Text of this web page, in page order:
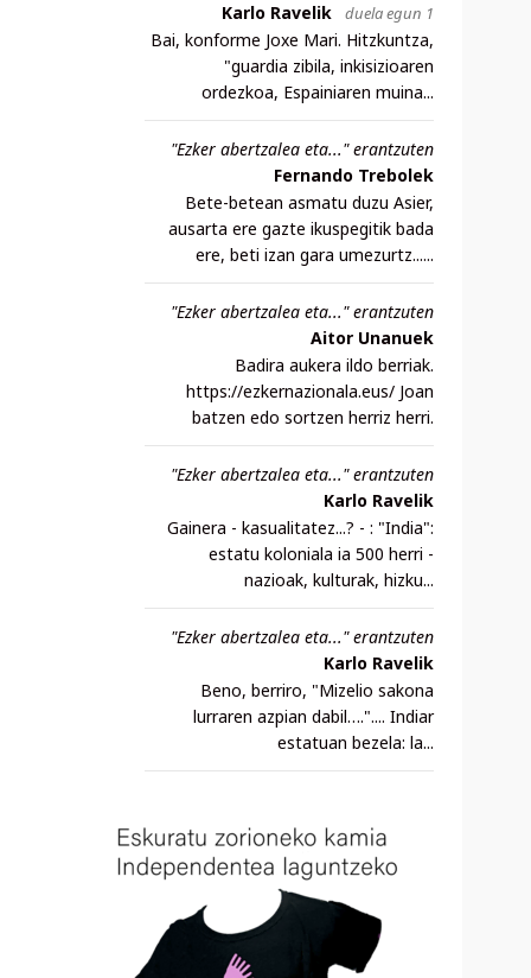
Karlo Ravelik
duela egun 1
Bai, konforme Joxe Mari. Hitzkuntza,
"guardia zibila, inkisizioaren
ordezkoa, Espainiaren muina...
"Ezker abertzalea eta..." erantzuten
Fernando Trebolek
Bete-betean asmatu duzu Asier,
ausarta ere gazte ikuspegitik bada
ere, beti izan gara umezurtz......
"Ezker abertzalea eta..." erantzuten
Aitor Unanuek
Badira aukera ildo berriak.
https://ezkernazionala.eus/ Joan
batzen edo sortzen herriz herri.
"Ezker abertzalea eta..." erantzuten
Karlo Ravelik
Gainera - kasualitatez...? - : "India":
estatu koloniala ia 500 herri -
nazioak, kulturak, hizku...
"Ezker abertzalea eta..." erantzuten
Karlo Ravelik
Beno, berriro, "Mizelio sakona
lurraren azpian dabil….".... Indiar
estatuan bezela: la...